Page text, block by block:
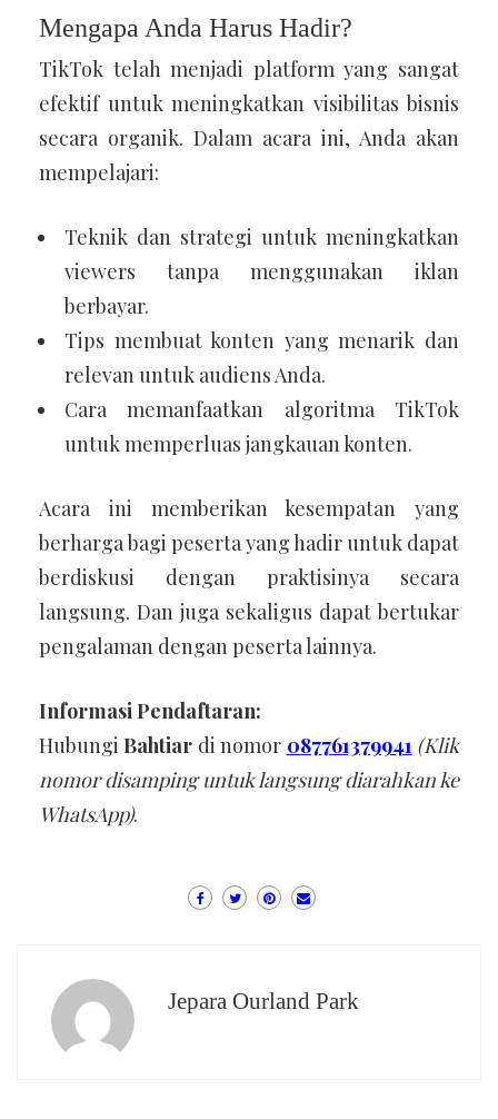
Mengapa Anda Harus Hadir?
TikTok telah menjadi platform yang sangat
efektif untuk meningkatkan visibilitas bisnis
secara organik. Dalam acara ini, Anda akan
mempelajari:
Teknik dan strategi untuk meningkatkan
viewers tanpa menggunakan iklan
berbayar.
Tips membuat konten yang menarik dan
relevan untuk audiens Anda.
Cara memanfaatkan algoritma TikTok
untuk memperluas jangkauan konten.
Acara ini memberikan kesempatan yang
berharga bagi peserta yang hadir untuk dapat
berdiskusi dengan praktisinya secara
langsung. Dan juga sekaligus dapat bertukar
pengalaman dengan peserta lainnya.
Informasi Pendaftaran:
HubungiBahtiar di nomor 087761379941 (Klik
nomor disamping untuk langsung diarahkan ke
WhatsApp).
Jepara Ourland Park